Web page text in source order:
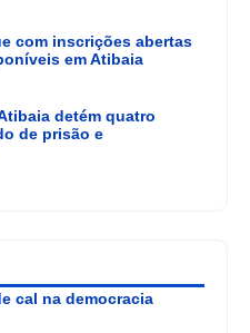
com inscrições abertas
em Atibaia
detém quatro
de prisão e
cal na democracia